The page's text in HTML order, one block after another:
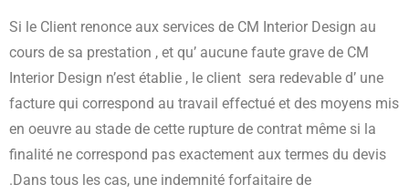
Si le Client renonce aux services de CM Interior Design au
cours de sa prestation , et qu’ aucune faute grave de CM
Interior Design n’est établie , le client sera redevable d’ une
facture qui correspond au travail effectué et des moyens mis
en oeuvre au stade de cette rupture de contrat même si la
finalité ne correspond pas exactement aux termes du devis
.Dans tous les cas, une indemnité forfaitaire de